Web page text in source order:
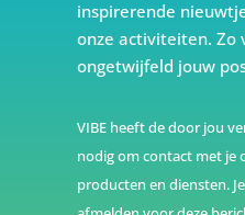
inspirerende
onze activiteiten. Zo
ongetwijfeld jouw
VIBE heeft de door jou
nodig om contact met je
producten en diensten.